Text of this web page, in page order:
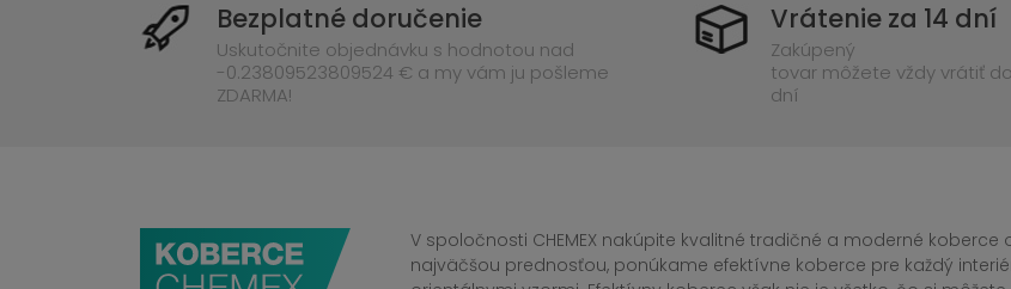
Bezplatné doručenie
Uskutočnite objednávku s hodnotou nad
-0.23809523809524 € a my vám ju pošleme
ZDARMA!
Vrátenie za 14 dní
Zakúpený
tovar môžete vždy vrátiť do
dní
V spoločnosti CHEMEX nakúpite kvalitné tradičné a moderné
najväčšou prednosťou, ponúkame efektívne koberce pre každý